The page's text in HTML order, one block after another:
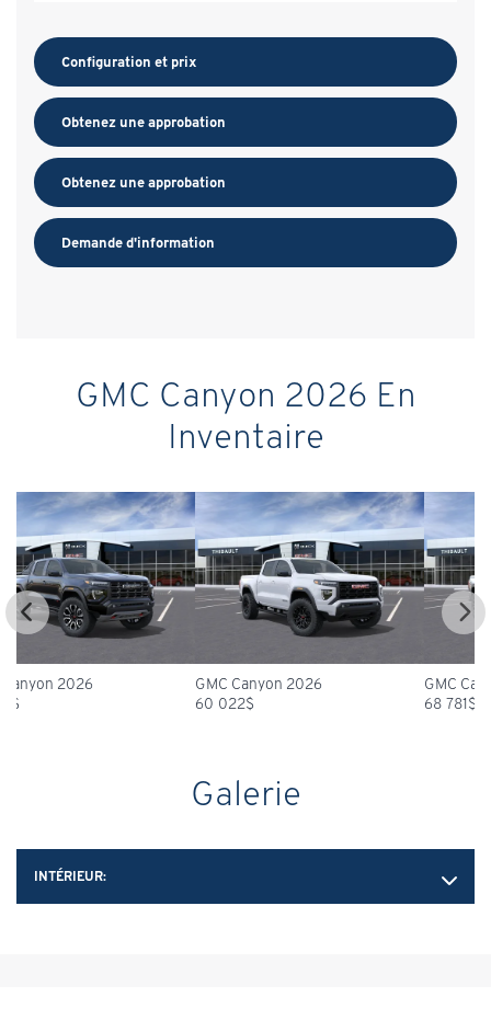
GMC Canyon 2026 En
Inventaire
GMC Canyon 2026
GMC Canyon 2026
68 781
Galerie
INTÉRIEUR:
Configuration et prix
Obtenez une approbation
Obtenez une approbation
Demande d'information